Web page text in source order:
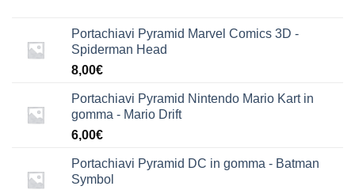
Portachiavi Pyramid Marvel Comics 3D -
Spiderman Head
8,00€
Portachiavi Pyramid Nintendo Mario Kart in
gomma - Mario Drift
6,00€
Portachiavi Pyramid DC in gomma - Batman
Symbol